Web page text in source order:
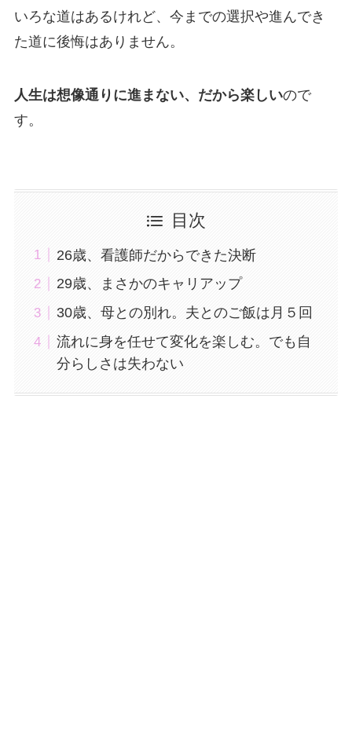
いろな道はあるけれど、今までの選択や進んでき
た道に後悔はありません。
人生は想像通りに進まない、だから楽しいので
す。
目次
26歳、看護師だからできた決断
29歳、まさかのキャリアップ
30歳、母との別れ。夫とのご飯は月５回
流れに身を任せて変化を楽しむ。でも自
分らしさは失わない